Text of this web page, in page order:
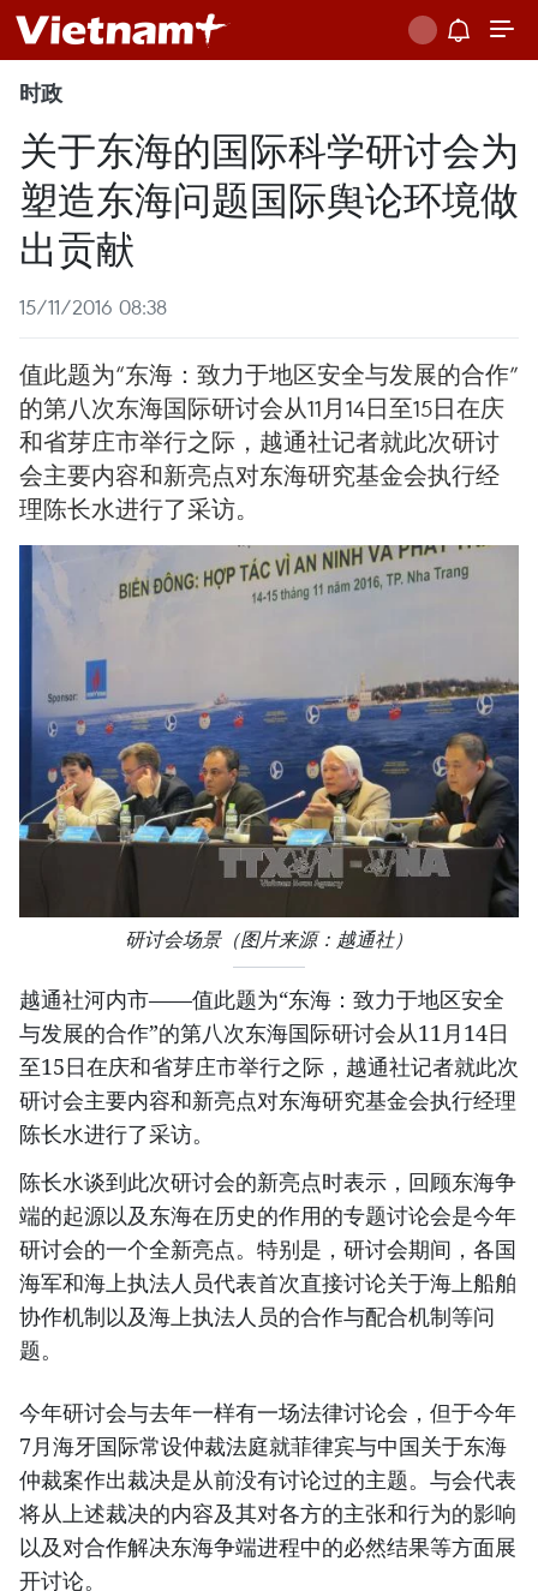
时政
关于东海的国际科学研讨会为
塑造东海问题国际舆论环境做
出贡献
15/11/2016 08:38
值此题为“东海：致力于地区安全与发展的合作”
的第八次东海国际研讨会从11月14日至15日在庆
和省芽庄市举行之际，越通社记者就此次研讨
会主要内容和新亮点对东海研究基金会执行经
理陈长水进行了采访。
​研讨会场景（图片来源：越通社）
越通社河内市——值此题为“东海：致力于地区安全
与发展的合作”的第八次东海国际研讨会从11月14日
至15日在庆和省芽庄市举行之际，越通社记者就此次
研讨会主要内容和新亮点对东海研究基金会执行经理
陈长水进行了采访。
陈长水谈到此次研讨会的新亮点时表示，回顾东海争
端的起源以及东海在历史的作用的专题讨论会是今年
研讨会的一个全新亮点。特别是，研讨会期间，各国
海军和海上执法人员代表首次直接讨论关于海上船舶
协作机制以及海上执法人员的合作与配合机制等问
题。
今年研讨会与去年一样有一场法律讨论会，但于今年
7月海牙国际常设仲裁法庭就菲律宾与中国关于东海
仲裁案作出裁决是从前没有讨论过的主题。与会代表
将从上述裁决的内容及其对各方的主张和行为的影响
以及对合作解决东海争端进程中的必然结果等方面展
开讨论。